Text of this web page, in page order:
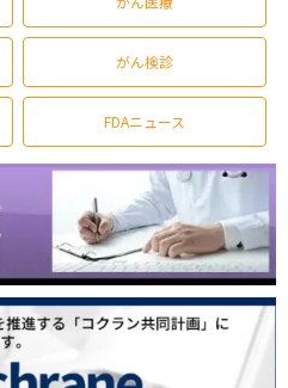
がん検診
FDAニュース